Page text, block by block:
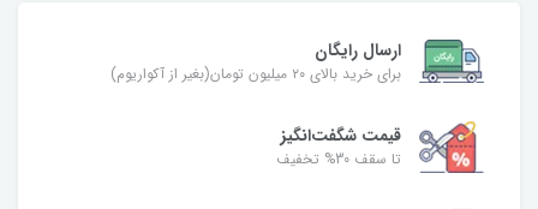
ارسال رایگان
برای خرید بالای ۲۰ میلیون تومان(بغیر از آکواریوم)
قیمت شگفت‌انگیز
تا سقف 30% تخفیف